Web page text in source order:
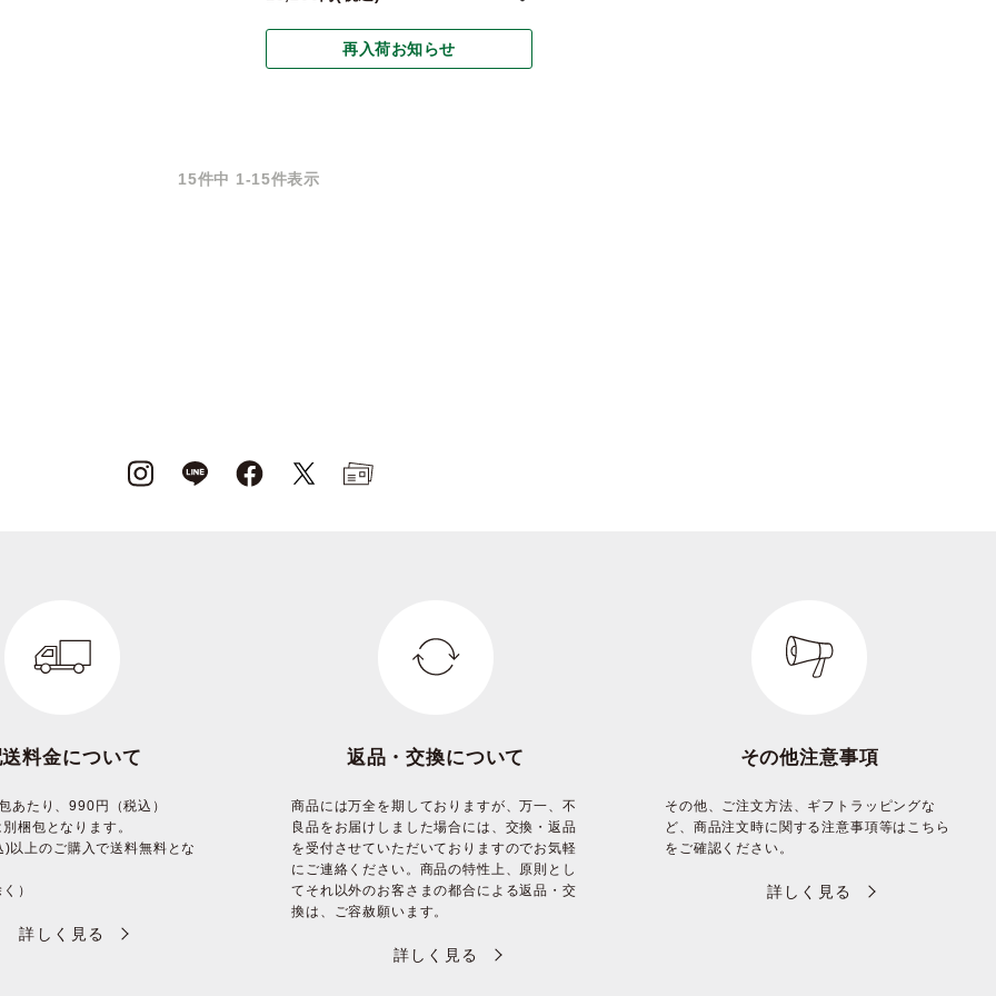
再入荷お知らせ
15件中 1-15件表示
料金について
あたり、990円（税込）
梱包となります。
以上のご購入で送料無料とな
）
詳しく見る
返品・交換について
商品には万全を期しておりますが、万一、不
良品をお届けしました場合には、交換・返品
を受付させていただいておりますのでお気軽
にご連絡ください。商品の特性上、原則とし
てそれ以外のお客さまの都合による返品・交
換は、ご容赦願います。
詳しく見る
その他注意事項
その他、ご注文方法、ギフトラッピングな
ど、商品注文時に関する注意事項等はこちら
をご確認ください。
詳しく見る